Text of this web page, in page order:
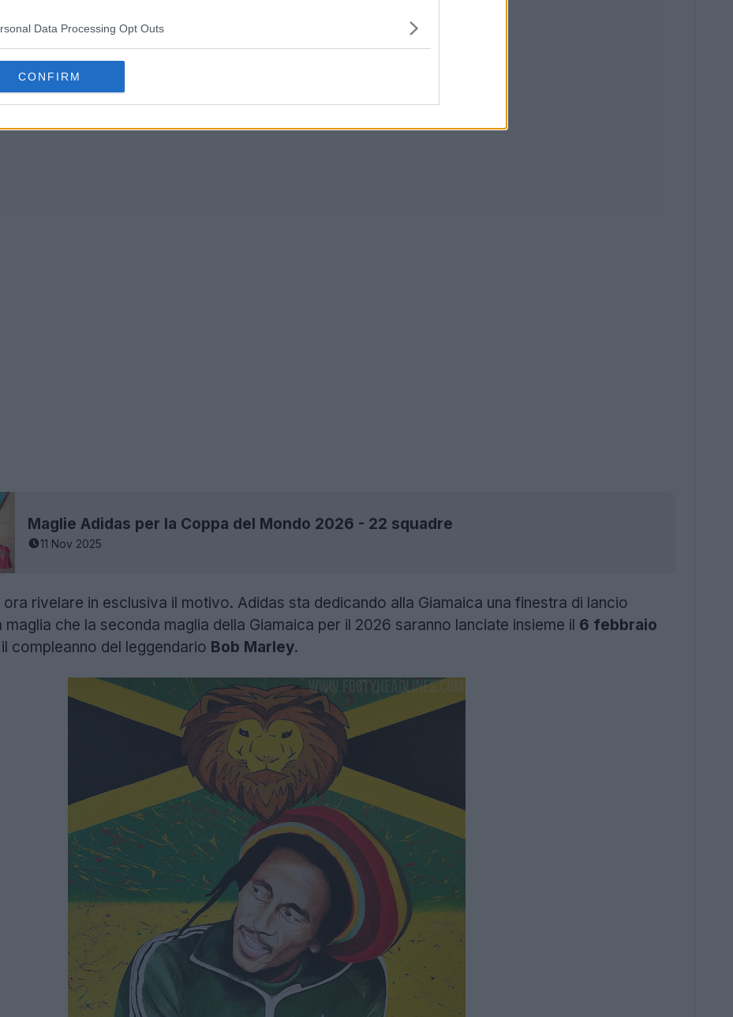
Data Processing Opt Outs
CONFIRM
Maglie Adidas per la Coppa del Mondo 2026 - 22 squadre
11 Nov 2025
rivelare in esclusiva il motivo. Adidas sta dedicando alla Giamaica una finestra di lancio
maglia che la seconda maglia della Giamaica per il 2026 saranno lanciate insieme il 6 febbraio
compleanno del leggendario Bob Marley.